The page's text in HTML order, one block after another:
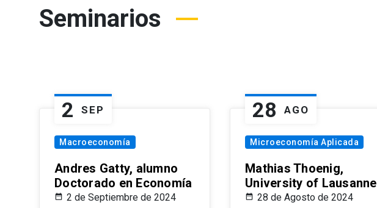
Seminarios
2 SEP
Macroeconomía
Andres Gatty, alumno
Doctorado en Economía
2 de Septiembre de 2024
28 AGO
Microeconomía Aplicada
Mathias Thoenig,
University of Lausanne
28 de Agosto de 2024